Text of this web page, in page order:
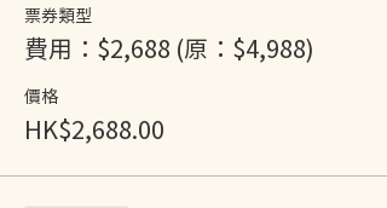
票券類型
費用：$2,688 (原：$4,988)
價格
HK$2,688.00